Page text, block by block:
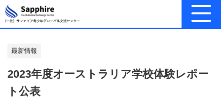
最新情報
2023年度オーストラリア学校体験レポー
ト公表